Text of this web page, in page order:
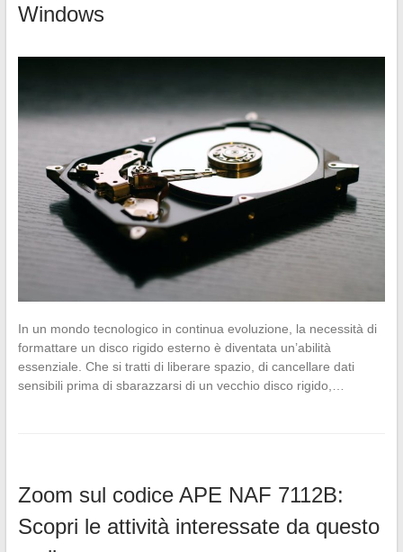
Windows
In un mondo tecnologico in continua evoluzione, la necessità di
formattare un disco rigido esterno è diventata un’abilità
essenziale. Che si tratti di liberare spazio, di cancellare dati
sensibili prima di sbarazzarsi di un vecchio disco rigido,…
Zoom sul codice APE NAF 7112B:
Scopri le attività interessate da questo